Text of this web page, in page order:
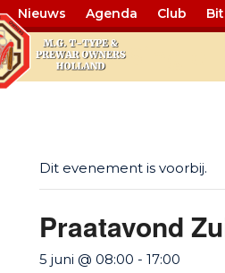
Nieuws Agenda Club
Dit evenement is voorbij.
Praatavond
5 juni @ 08:00 - 17:00